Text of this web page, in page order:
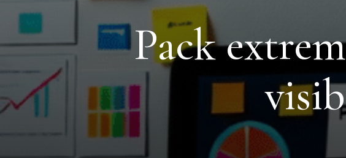
Pack